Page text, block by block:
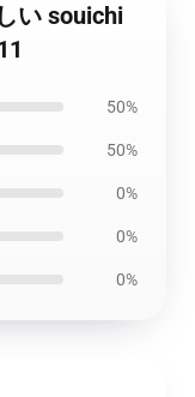
い souichi
50%
50%
0%
0%
0%